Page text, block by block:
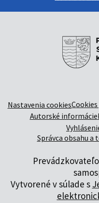
Nastavenia cookies
Autorské informácie
Správca obsahu a
Vytvorené v súlade s